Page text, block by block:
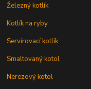
Železný kotlík
Kotlík na ryby
Servírovací kotlík
Smaltovaný kotol
Nerezový kotol